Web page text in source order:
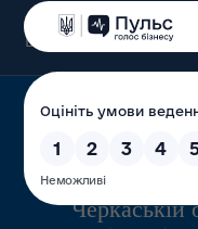
Управління
Черкаській